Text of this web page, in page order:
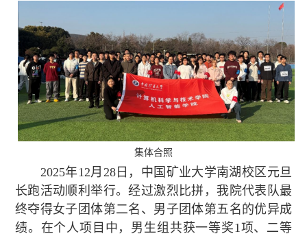
集体合照
2025年12月28日，中国矿业大学南湖校区元旦
长跑活动顺利举行。经过激烈比拼，我院代表队最
终夺得女子团体第二名、男子团体第五名的优异成
绩。在个人项目中，男生组共获一等奖1项、二等